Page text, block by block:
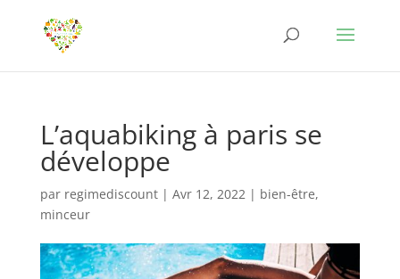
L’aquabiking à paris se
développe
par regimediscount| Avr 12, 2022| bien-être,
minceur